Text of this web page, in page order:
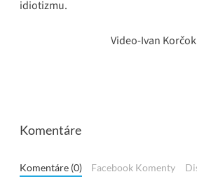
idiotizmu.
Video-Ivan
Komentáre
Komentáre (0) Facebook Komenty